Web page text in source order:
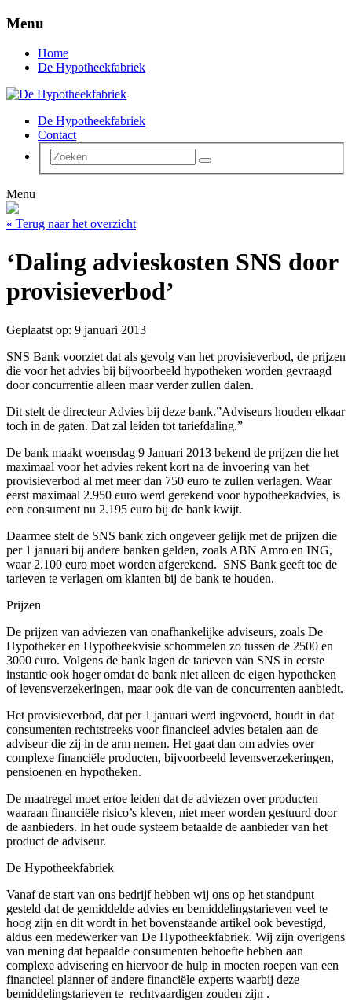
Menu
Home
De Hypotheekfabriek
De Hypotheekfabriek
Contact
Menu
« Terug naar het overzicht
‘Daling advieskosten SNS door
provisieverbod’
Geplaatst op: 9 januari 2013
SNS Bank voorziet dat als gevolg van het provisieverbod, de prijzen
die voor het advies bij bijvoorbeeld hypotheken worden gevraagd
door concurrentie alleen maar verder zullen dalen.
Dit stelt de directeur Advies bij deze bank.”Adviseurs houden elkaar
toch in de gaten. Dat zal leiden tot tariefdaling.”
De bank maakt woensdag 9 Januari 2013 bekend de prijzen die het
maximaal voor het advies rekent kort na de invoering van het
provisieverbod al met meer dan 750 euro te zullen verlagen. Waar
eerst maximaal 2.950 euro werd gerekend voor hypotheekadvies, is
een consument nu 2.195 euro bij de bank kwijt.
Daarmee stelt de SNS bank zich ongeveer gelijk met de prijzen die
per 1 januari bij andere banken gelden, zoals ABN Amro en ING,
waar 2.100 euro moet worden afgerekend. SNS Bank geeft toe de
tarieven te verlagen om klanten bij de bank te houden.
Prijzen
De prijzen van adviezen van onafhankelijke adviseurs, zoals De
Hypotheker en Hypotheekvisie schommelen zo tussen de 2500 en
3000 euro. Volgens de bank lagen de tarieven van SNS in eerste
instantie ook hoger omdat de bank niet alleen de eigen hypotheken
of levensverzekeringen, maar ook die van de concurrenten aanbiedt.
Het provisieverbod, dat per 1 januari werd ingevoerd, houdt in dat
consumenten rechtstreeks voor financieel advies betalen aan de
adviseur die zij in de arm nemen. Het gaat dan om advies over
complexe financiële producten, bijvoorbeeld levensverzekeringen,
pensioenen en hypotheken.
De maatregel moet ertoe leiden dat de adviezen over producten
waaraan financiële risico’s kleven, niet meer worden gestuurd door
de aanbieders. In het oude systeem betaalde de aanbieder van het
product de adviseur.
De Hypotheekfabriek
Vanaf de start van ons bedrijf hebben wij ons op het standpunt
gesteld dat de gemiddelde advies en bemiddelingstarieven veel te
hoog zijn en dit wordt in het bovenstaande artikel ook bevestigd,
aldus een medewerker van De Hypotheekfabriek. Wij zijn overigens
van mening dat bepaalde consumenten behoefte hebben aan
complexe advisering en hiervoor de hulp in moeten roepen van een
financieel planner of andere financiële experts waarbij deze
bemiddelingstarieven te rechtvaardigen zouden zijn .